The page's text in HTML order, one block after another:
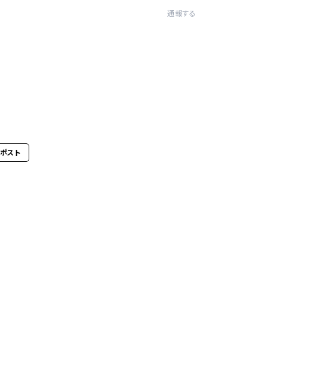
通報する
ポスト